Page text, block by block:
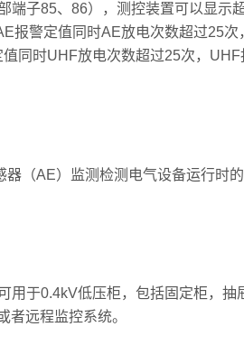
子85、86），测控装置可以显示
报警定值同时AE放电次数超过25次
同时UHF放电次数超过25次，UHF
（AE）监测检测电气设备运行时
于0.4kV低压柜，包括固定柜，抽
远程监控系统。